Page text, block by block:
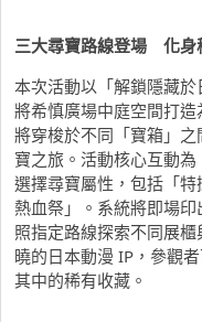
三大尋寶路線登場 化身
本次活動以「解鎖隱藏於
將希慎廣場中庭空間打
將穿梭於不同「寶箱」
寶之旅。活動核心互動
選擇尋寶屬性，包括「
熱血祭」。系統將即場
照指定路線探索不同展
曉的日本動漫 IP，參觀
其中的稀有收藏。